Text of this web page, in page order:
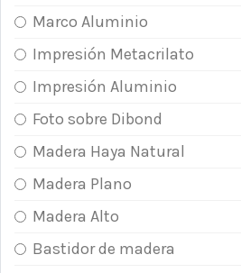
Marco Aluminio
Impresión Metacrilato
Impresión Aluminio
Foto sobre Dibond
Madera Haya Natural
Madera Plano
Madera Alto
Bastidor de madera